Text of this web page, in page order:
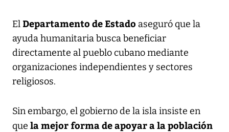
El Departamento de Estado aseguró que la
ayuda humanitaria busca beneficiar
directamente al pueblo cubano mediante
organizaciones independientes y sectores
religiosos.
Sin embargo, el gobierno de la isla insiste en
que la mejor forma de apoyar a la población